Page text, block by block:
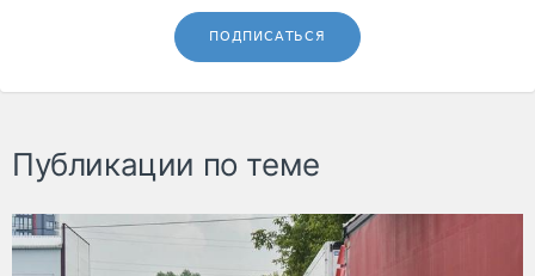
ПОДПИСАТЬСЯ
Публикации по теме